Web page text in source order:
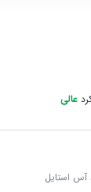
عالی
آس استایل